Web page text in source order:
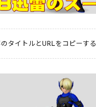
タイトルとURLをコピーする